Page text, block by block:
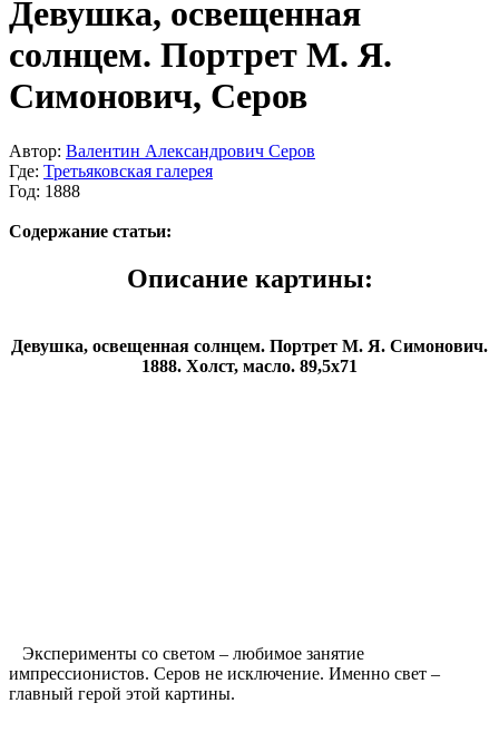
Девушка, освещенная
солнцем. Портрет М. Я.
Симонович, Серов
Автор: Валентин Александрович Серов
Где: Третьяковская галерея
Год: 1888
Содержание статьи:
Описание картины:
Девушка, освещенная солнцем. Портрет М. Я. Симонович.
1888. Холст, масло. 89,5х71
Эксперименты со светом – любимое занятие
импрессионистов. Серов не исключение. Именно свет –
главный герой этой картины.